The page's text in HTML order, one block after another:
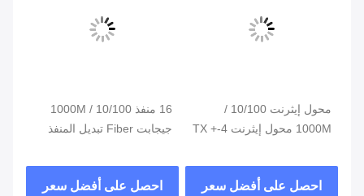
محول إيثرنت 10/100 /
1000M محول إيثرنت 4-TX +
احصل على أفضل سعر
16 منفذ 10/100 / 1000M
جيجابت Fiber تبديل المنفذ
Switch
احصل على أفضل سعر